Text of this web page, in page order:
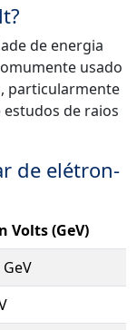
de energia
usado
particularmente
de raios
de elétron-
Volts (GeV)